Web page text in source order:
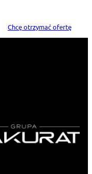
Chcę otrzymać ofertę